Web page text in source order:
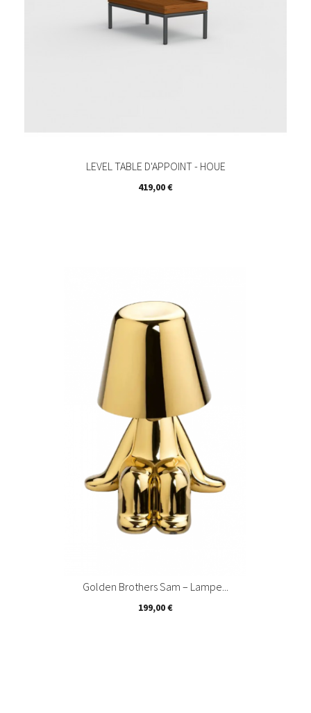
LEVEL TABLE D'APPOINT - HOUE
Prix
419,00 €
Golden Brothers Sam – Lampe...
Prix
199,00 €